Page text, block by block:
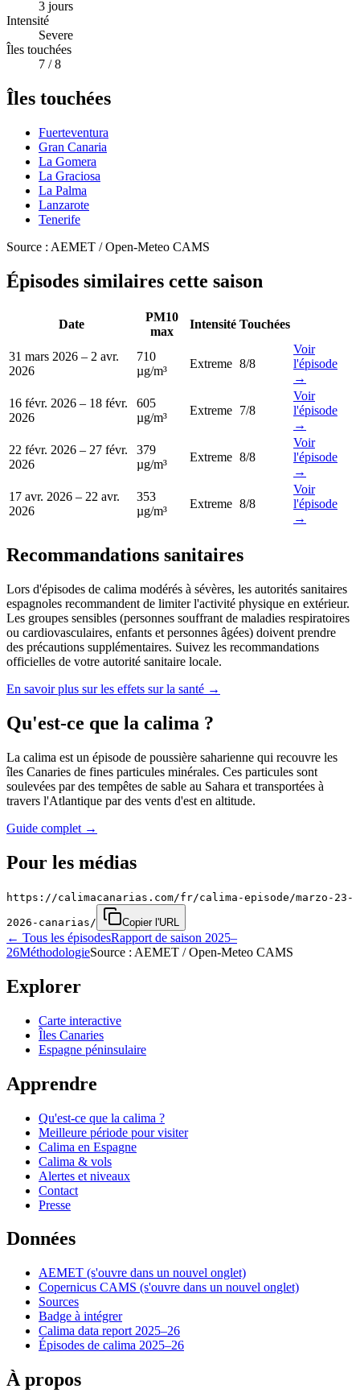
3 jours
Intensité
Severe
Îles touchées
7 / 8
Îles touchées
Fuerteventura
Gran Canaria
La Gomera
La Graciosa
La Palma
Lanzarote
Tenerife
Source : AEMET / Open-Meteo CAMS
Épisodes similaires cette saison
Date
PM10
max
Intensité Touchées
31 mars 2026 – 2 avr.
2026
710
µg/m³
Extreme 8/8
Voir
l'épisode
→
16 févr. 2026 – 18 févr.
2026
605
µg/m³
Extreme 7/8
Voir
l'épisode
→
22 févr. 2026 – 27 févr.
2026
379
µg/m³
Extreme 8/8
Voir
l'épisode
→
17 avr. 2026 – 22 avr.
2026
353
µg/m³
Extreme 8/8
Voir
l'épisode
→
Recommandations sanitaires
Lors d'épisodes de calima modérés à sévères, les autorités sanitaires
espagnoles recommandent de limiter l'activité physique en extérieur.
Les groupes sensibles (personnes souffrant de maladies respiratoires
ou cardiovasculaires, enfants et personnes âgées) doivent prendre
des précautions supplémentaires. Suivez les recommandations
officielles de votre autorité sanitaire locale.
En savoir plus sur les effets sur la santé →
Qu'est-ce que la calima ?
La calima est un épisode de poussière saharienne qui recouvre les
îles Canaries de fines particules minérales. Ces particules sont
soulevées par des tempêtes de sable au Sahara et transportées à
travers l'Atlantique par des vents d'est en altitude.
Guide complet →
Pour les médias
https://calimacanarias.com/fr/calima-episode/marzo-23-
2026-canarias/ Copier l'URL
← Tous les épisodesRapport de saison 2025–
26MéthodologieSource : AEMET / Open-Meteo CAMS
Explorer
Carte interactive
Îles Canaries
Espagne péninsulaire
Apprendre
Qu'est-ce que la calima ?
Meilleure période pour visiter
Calima en Espagne
Calima & vols
Alertes et niveaux
Contact
Presse
Données
AEMET (s'ouvre dans un nouvel onglet)
Copernicus CAMS (s'ouvre dans un nouvel onglet)
Sources
Badge à intégrer
Calima data report 2025–26
Épisodes de calima 2025–26
À propos